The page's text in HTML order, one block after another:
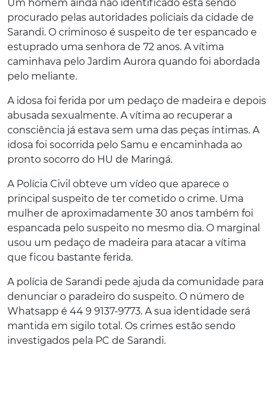
Um homem ainda não identificado está sendo
procurado pelas autoridades policiais da cidade de
Sarandi. O criminoso é suspeito de ter espancado e
estuprado uma senhora de 72 anos. A vítima
caminhava pelo Jardim Aurora quando foi abordada
pelo meliante.
A idosa foi ferida por um pedaço de madeira e depois
abusada sexualmente. A vítima ao recuperar a
consciência já estava sem uma das peças íntimas. A
idosa foi socorrida pelo Samu e encaminhada ao
pronto socorro do HU de Maringá.
A Polícia Civil obteve um vídeo que aparece o
principal suspeito de ter cometido o crime. Uma
mulher de aproximadamente 30 anos também foi
espancada pelo suspeito no mesmo dia. O marginal
usou um pedaço de madeira para atacar a vítima
que ficou bastante ferida.
A polícia de Sarandi pede ajuda da comunidade para
denunciar o paradeiro do suspeito. O número de
Whatsapp é 44 9 9137-9773. A sua identidade será
mantida em sigilo total. Os crimes estão sendo
investigados pela PC de Sarandi.